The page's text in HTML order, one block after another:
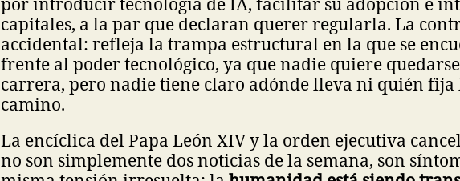
capitales, a la par que declaran querer regularla. La
accidental: refleja la trampa estructural en la que se
frente al poder tecnológico, ya que nadie quiere
carrera, pero nadie tiene claro adónde lleva ni quién fija
camino.
La encíclica del Papa León XIV y la orden ejecutiva
no son simplemente dos noticias de la semana, son